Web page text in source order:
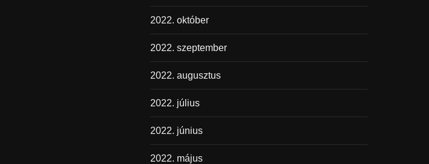
2022. október
2022. szeptember
2022. augusztus
2022. július
2022. június
2022. május